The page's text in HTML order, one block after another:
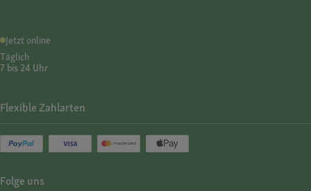
Jetzt online
Täglich
7 bis 24 Uhr
Flexible Zahlarten
Folge uns